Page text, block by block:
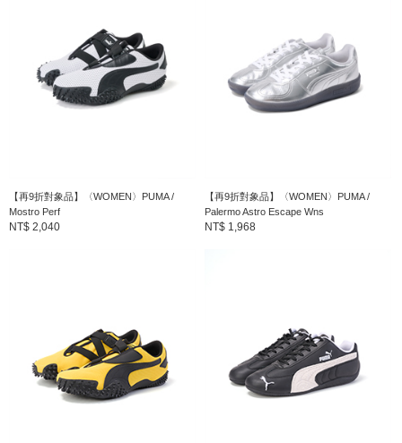
【再9折對象品】〈WOMEN〉PUMA /
Mostro Perf
NT$ 2,040
【再9折對象品】〈WOMEN〉PUMA /
Palermo Astro Escape Wns
NT$ 1,968